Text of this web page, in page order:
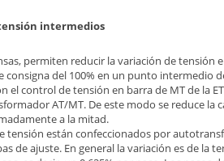
intermedios
permiten reducir la variación de tensión
consigna del 100% en un punto intermedio
el control de tensión en barra de MT de la
AT/MT. De este modo se reduce la
a la mitad.
tensión están confeccionados por
de ajuste. En general la variación es de la